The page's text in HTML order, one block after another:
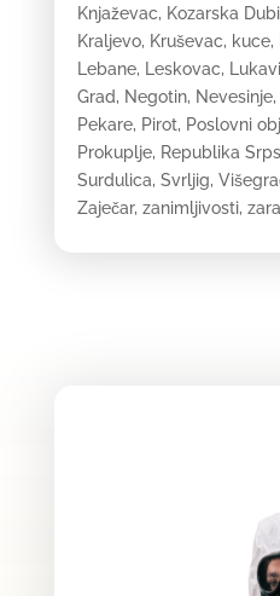
Knjaževac, Kozarska
Kraljevo, Kruševac, kuce,
Lebane, Leskovac,
Grad, Negotin, Nevesinje,
Pekare, Pirot, Poslovni
Prokuplje, Republika
Surdulica, Svrljig,
Zaječar, zanimljivosti,